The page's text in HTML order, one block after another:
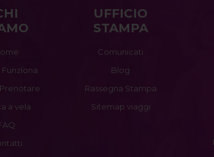
a vela
UFFICIO
STAMPA
Comunicati
Blog
Rassegna Stampa
Sitemap viaggi